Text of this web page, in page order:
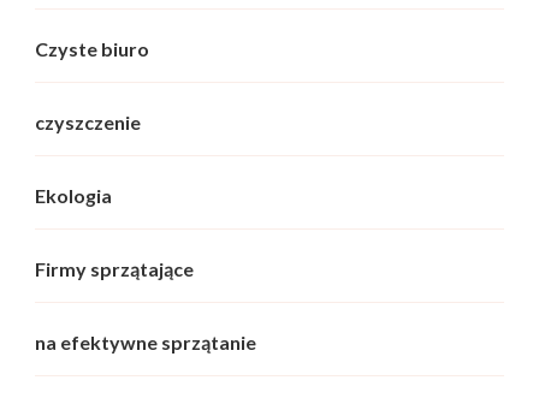
Czyste biuro
czyszczenie
Ekologia
Firmy sprzątające
na efektywne sprzątanie